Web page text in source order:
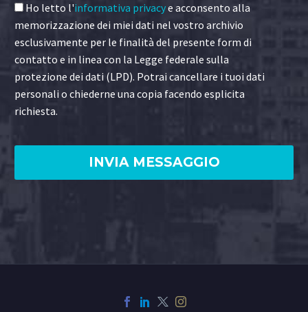
Ho letto l'informativa privacye acconsento alla
memorizzazione dei miei dati nel vostro archivio
esclusivamente per le finalità del presente form di
contatto e in linea con la Legge federale sulla
protezione dei dati (LPD). Potrai cancellare i tuoi dati
personali o chiederne una copia facendo esplicita
richiesta.